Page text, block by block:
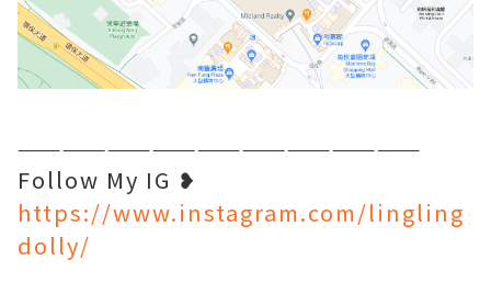
———————————————————————————
Follow My IG ❥
https://www.instagram.com/lingling
dolly/